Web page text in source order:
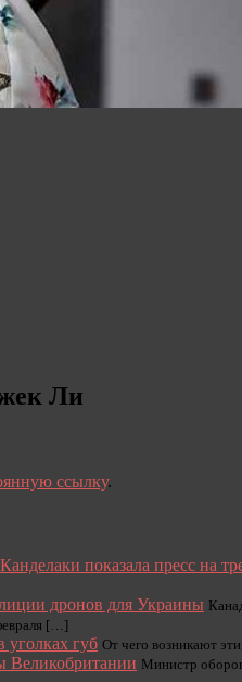
Ли
ссылку.
показала пресс на
дронов для Украины
[…]
уголках губ От чего возникают
Великобритании Министр